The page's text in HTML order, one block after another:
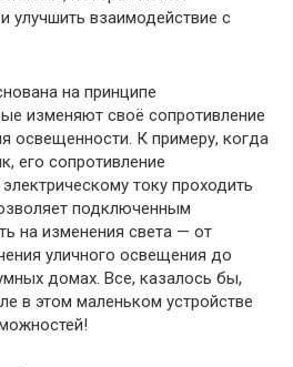
улучшить взаимодействие с
на принципе
изменяют своё сопротивление
освещенности. К примеру, когда
его сопротивление
току проходить
подключенным
на изменения света — от
уличного освещения до
домах. Все, казалось бы,
в этом маленьком устройстве